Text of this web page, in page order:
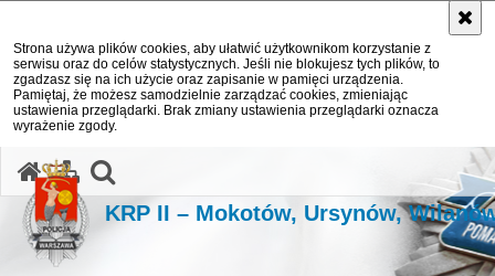
Strona używa plików cookies, aby ułatwić użytkownikom korzystanie z
serwisu oraz do celów statystycznych. Jeśli nie blokujesz tych plików, to
zgadzasz się na ich użycie oraz zapisanie w pamięci urządzenia.
Pamiętaj, że możesz samodzielnie zarządzać cookies, zmieniając
ustawienia przeglądarki. Brak zmiany ustawienia przeglądarki oznacza
wyrażenie zgody.
KRP II – Mokotów, Ursynów,